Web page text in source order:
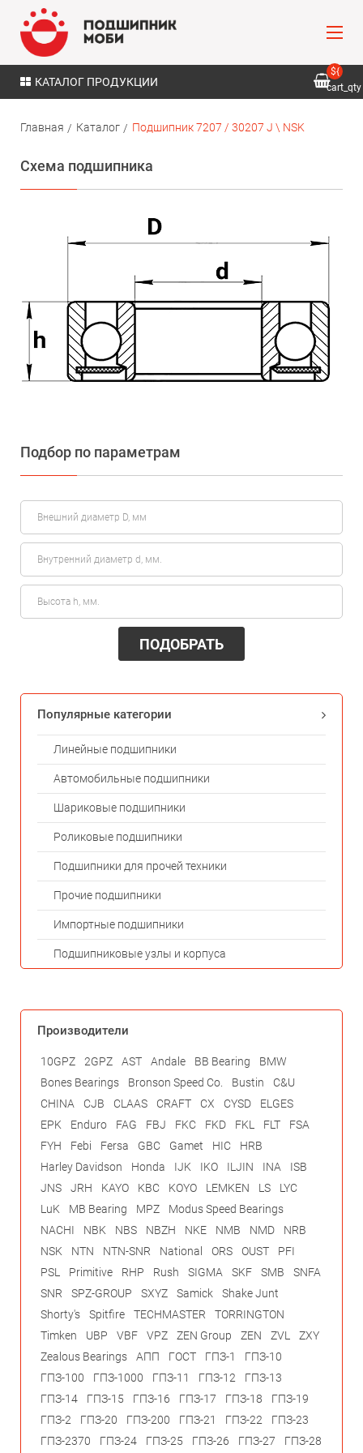
КАТАЛОГ ПРОДУКЦИИ
${
cart_qty
Главная Каталог Подшипник 7207 / 30207 J \ NSK
Схема подшипника
Подбор по параметрам
ПОДОБРАТЬ
Популярные категории
Линейные подшипники
Автомобильные подшипники
Шариковые подшипники
Роликовые подшипники
Подшипники для прочей техники
Прочие подшипники
Импортные подшипники
Подшипниковые узлы и корпуса
Производители
10GPZ 2GPZ AST Andale BB Bearing
BMW
Bones Bearings
Bronson Speed Co. Bustin
C&U
CHINA
CJB CLAAS CRAFT CX CYSD
ELGES
EPK
Enduro FAG FBJ FKC FKD FKL FLT
FSA
FYH
Febi Fersa GBC Gamet HIC
HRB
Harley Davidson
Honda IJK IKO ILJIN INA
ISB
JNS
JRH KAYO KBC KOYO LEMKEN LS
LYC
LuK
MB Bearing MPZ
Modus Speed Bearings
NACHI
NBK NBS NBZH NKE NMB NMD
NRB
NSK
NTN NTN-SNR National ORS OUST
PFI
PSL
Primitive RHP Rush SIGMA SKF SMB
SNFA
SNR
SPZ-GROUP SXYZ Samick
Shake Junt
Shorty's
Spitfire TECHMASTER
TORRINGTON
Timken
UBP VBF VPZ ZEN Group ZEN ZVL
ZXY
Zealous Bearings
АПП ГОСТ ГПЗ-1
ГПЗ-10
ГПЗ-100
ГПЗ-1000 ГПЗ-11 ГПЗ-12
ГПЗ-13
ГПЗ-14
ГПЗ-15 ГПЗ-16 ГПЗ-17 ГПЗ-18
ГПЗ-19
ГПЗ-2
ГПЗ-20 ГПЗ-200 ГПЗ-21 ГПЗ-22
ГПЗ-23
ГПЗ-2370
ГПЗ-24 ГПЗ-25 ГПЗ-26 ГПЗ-27 ГПЗ-28